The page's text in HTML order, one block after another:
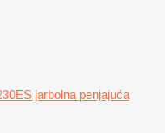
jarbolna penjajuća